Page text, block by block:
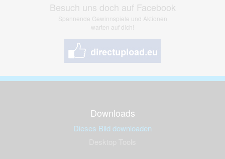
Besuch uns doch auf Facebook
Spannende Gewinnspiele und Aktionen
warten auf dich!
Downloads
Dieses Bild downloaden